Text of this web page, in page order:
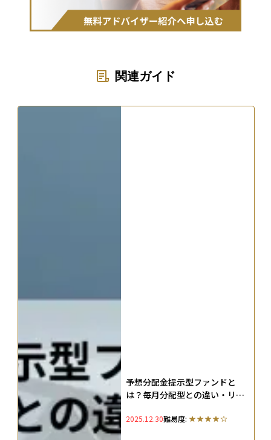
関連ガイド
予想分配金提示型ファンドと
は？毎月分配型との違い・リス
2025.12.30難易度: